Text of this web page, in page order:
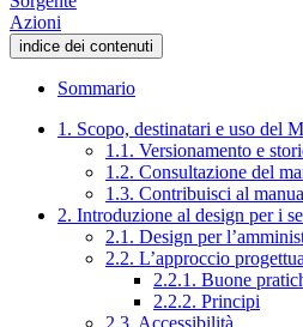
Azioni
indice dei contenuti
Sommario
1. Scopo, destinatari e uso del
1.1. Versionamento e
1.2. Consultazione del
1.3. Contribuisci al
2. Introduzione al design per i
2.1. Design per
2.2. L’approccio
2.2.1. Buone
2.2.2. Principi
2.3. Accessibilità